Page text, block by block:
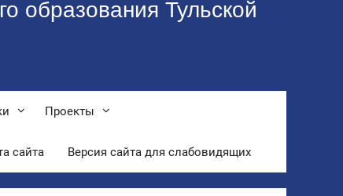
образования Тульской
Проекты
сайта Версия сайта для слабовидящих